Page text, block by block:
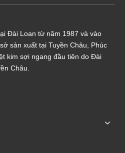
Đài Loan từ năm 1987 và vào
sản xuất tại Tuyền Châu, Phúc
kim sợi ngang đầu tiên do Đài
Châu.